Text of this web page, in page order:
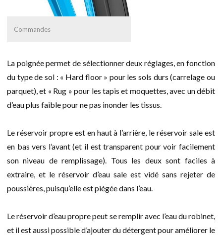
Commandes
La poignée permet de sélectionner deux réglages, en fonction
du type de sol : « Hard floor » pour les sols durs (carrelage ou
parquet), et « Rug » pour les tapis et moquettes, avec un débit
d’eau plus faible pour ne pas inonder les tissus.
Le réservoir propre est en haut à l’arrière, le réservoir sale est
en bas vers l’avant (et il est transparent pour voir facilement
son niveau de remplissage). Tous les deux sont faciles à
extraire, et le réservoir d’eau sale est vidé sans rejeter de
poussières, puisqu’elle est piégée dans l’eau.
Le réservoir d’eau propre peut se remplir avec l’eau du robinet,
et il est aussi possible d’ajouter du détergent pour améliorer le